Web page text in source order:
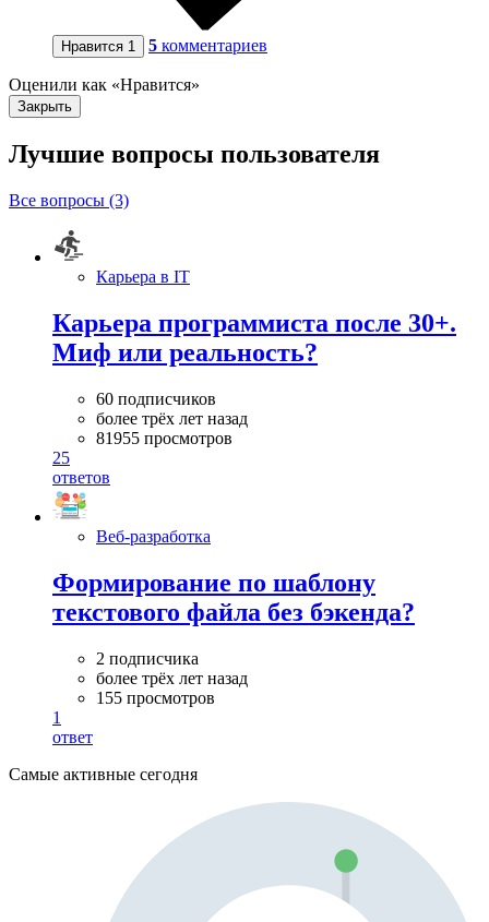
Нравится 1 5 комментариев
Оценили как «Нравится»
Закрыть
Лучшие вопросы пользователя
Все вопросы (3)
Карьера в IT
Карьера программиста после 30+.
Миф или реальность?
60 подписчиков
более трёх лет назад
81955 просмотров
25
ответов
Веб-разработка
Формирование по шаблону
текстового файла без бэкенда?
2 подписчика
более трёх лет назад
155 просмотров
1
ответ
Самые активные сегодня